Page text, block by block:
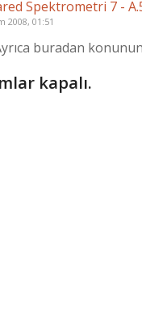
Spektrometri 7 -
2008, 01:51
buradan
kapalı.